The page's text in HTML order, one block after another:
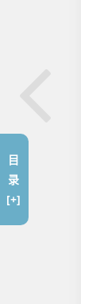
目
录
[+]